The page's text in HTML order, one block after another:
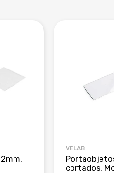
VELAB
cortados.